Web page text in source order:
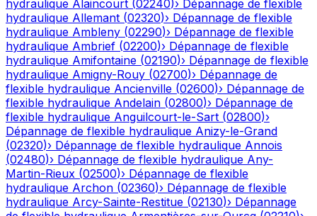
hydraulique Alaincourt (02240)› Dépannage de flexible
hydraulique Allemant (02320)› Dépannage de flexible
hydraulique Ambleny (02290)› Dépannage de flexible
hydraulique Ambrief (02200)› Dépannage de flexible
hydraulique Amifontaine (02190)› Dépannage de flexible
hydraulique Amigny-Rouy (02700)› Dépannage de
flexible hydraulique Ancienville (02600)› Dépannage de
flexible hydraulique Andelain (02800)› Dépannage de
flexible hydraulique Anguilcourt-le-Sart (02800)›
Dépannage de flexible hydraulique Anizy-le-Grand
(02320)› Dépannage de flexible hydraulique Annois
(02480)› Dépannage de flexible hydraulique Any-
Martin-Rieux (02500)› Dépannage de flexible
hydraulique Archon (02360)› Dépannage de flexible
hydraulique Arcy-Sainte-Restitue (02130)› Dépannage